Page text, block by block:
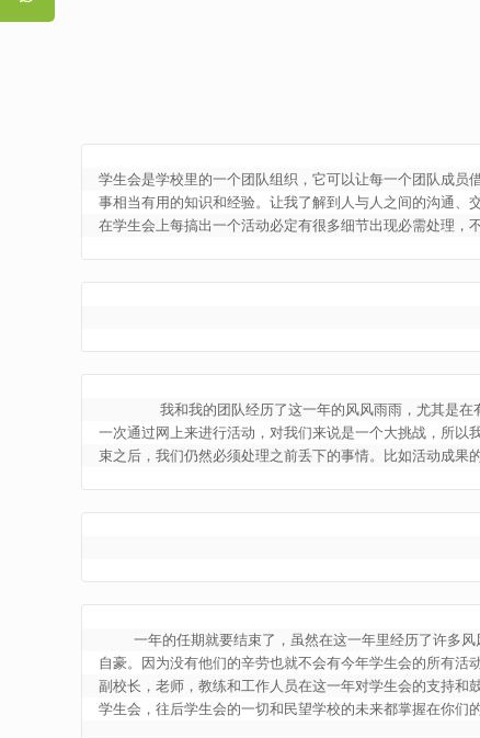
学生会是学校里的一个团队组织，它可以让每一个团队成
事相当有用的知识和经验。让我了解到人与人之间的沟通
在学生会上每搞出一个活动必定有很多细节出现必需处理，
我和我的团队经历了这一年的风风雨雨，尤其是在有
一次通过网上来进行活动，对我们来说是一个大挑战，所
束之后，我们仍然必须处理之前丢下的事情。比如活动成果
一年的任期就要结束了，虽然在这一年里经历了许多风
自豪。因为没有他们的辛劳也就不会有今年学生会的所有
副校长，老师，教练和工作人员在这一年对学生会的支持
学生会，往后学生会的一切和民望学校的未来都掌握在你们